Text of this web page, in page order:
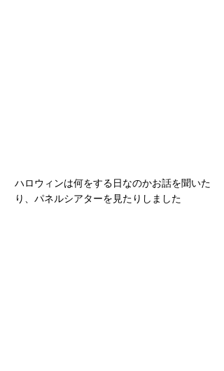
ハロウィンは何をする日なのかお話を聞いた
り、パネルシアターを見たりしました